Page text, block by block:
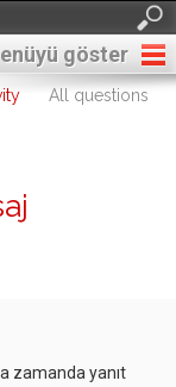
göster
All questions
zamanda yanıt